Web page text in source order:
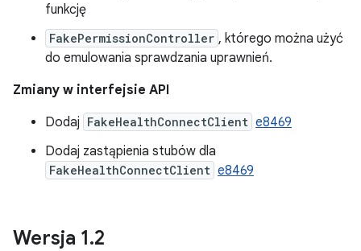
funkcję
FakePermissionController , którego można użyć
do emulowania sprawdzania uprawnień.
Zmiany w interfejsie API
Dodaj FakeHealthConnectClient e8469
Dodaj zastąpienia stubów dla
FakeHealthConnectClient e8469
Wersja 1.2